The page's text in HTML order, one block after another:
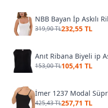
NBB Bayan İp Askılı
319,90 TL232,55 TL
Anıt Ribana Biyeli ip
153,00 TL105,41 TL
425,43 TL257,71 TL